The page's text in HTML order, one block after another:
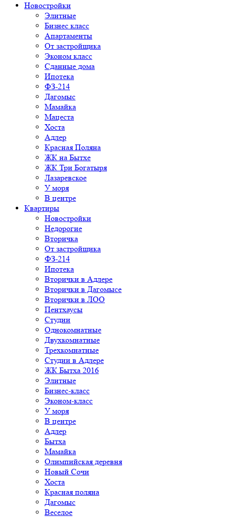
Новостройки
Элитные
Бизнес класс
Апартаменты
От застройщика
Эконом класс
Сданные дома
Ипотека
ФЗ-214
Дагомыс
Мамайка
Мацеста
Хоста
Адлер
Красная Поляна
ЖК на Бытхе
ЖК Три Богатыря
Лазаревское
У моря
В центре
Квартиры
Новостройки
Недорогие
Вторичка
От застройщика
ФЗ-214
Ипотека
Вторички в Адлере
Вторички в Дагомысе
Вторички в ЛОО
Пентхаусы
Студии
Однокомнатные
Двухкомнатные
Трехкомнатные
Студии в Адлере
ЖК Бытха 2016
Элитные
Бизнес-класс
Эконом-класс
У моря
В центре
Адлер
Бытха
Мамайка
Олимпийская деревня
Новый Сочи
Хоста
Красная поляна
Дагомыс
Веселое